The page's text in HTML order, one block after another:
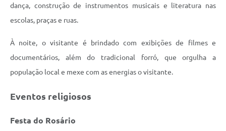
dança, construção de instrumentos musicais e literatura nas
escolas, praças e ruas.
À noite, o visitante é brindado com exibições de filmes e
documentários, além do tradicional forró, que orgulha a
população local e mexe com as energias o visitante.
Eventos religiosos
Festa do Rosário